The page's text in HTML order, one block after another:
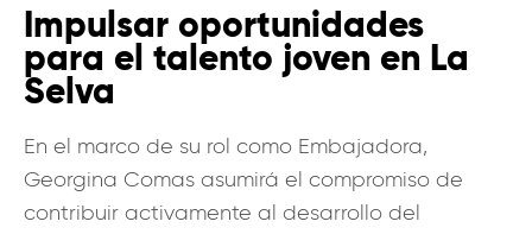
Impulsar oportunidades
para el talento joven en La
Selva
En el marco de su rol como Embajadora,
Georgina Comas asumirá el compromiso de
contribuir activamente al desarrollo del